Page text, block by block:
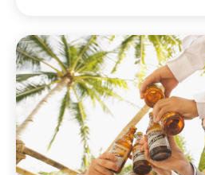
actions… en sachant qu’ils
de tout faire. Photos décalées, situations
improbables, défis créatifs :
compte. Le but n’est pas de
s’amuser à fond, de tenter
et de transformer un
véritable explosion de fun collectif. Un défi
joyeux et mémorable, où le
lâchez-vous 💥📸